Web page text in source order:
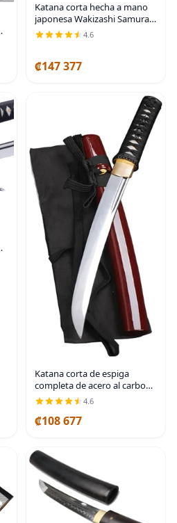
Katana corta hecha a mano
japonesa Wakizashi Samurai
Espada T10 Acero Arcilla
Templada Hoja
4.6
₡147 377
Katana corta de espiga
completa de acero al carbono
Samurai japonés Tanto de
acero al carbono | Samurai
Small Sword short katana for
4.6
₡108 677